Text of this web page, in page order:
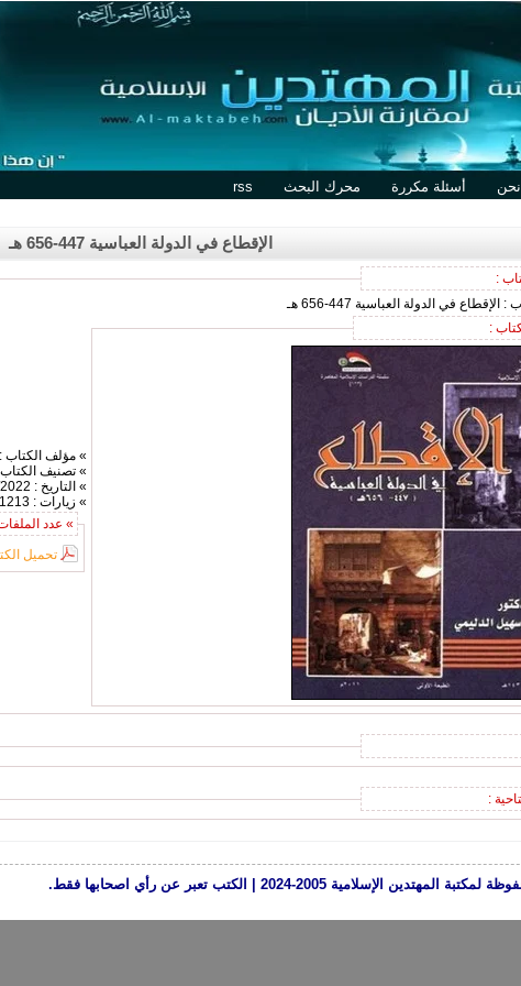
أسئلة مكررة محرك البحث rss
الإقطاع في الدولة العباسية 447-656 هـ
:
في الدولة العباسية 447-656 هـ
:
» مؤلف
» تصنيف
» التاريخ : 28/6/2022
» زيارات : 1213
» عدد الملفات
تحميل
:
الإسلامية 2005-2024 | الكتب تعبر عن رأي اصحابها فقط.